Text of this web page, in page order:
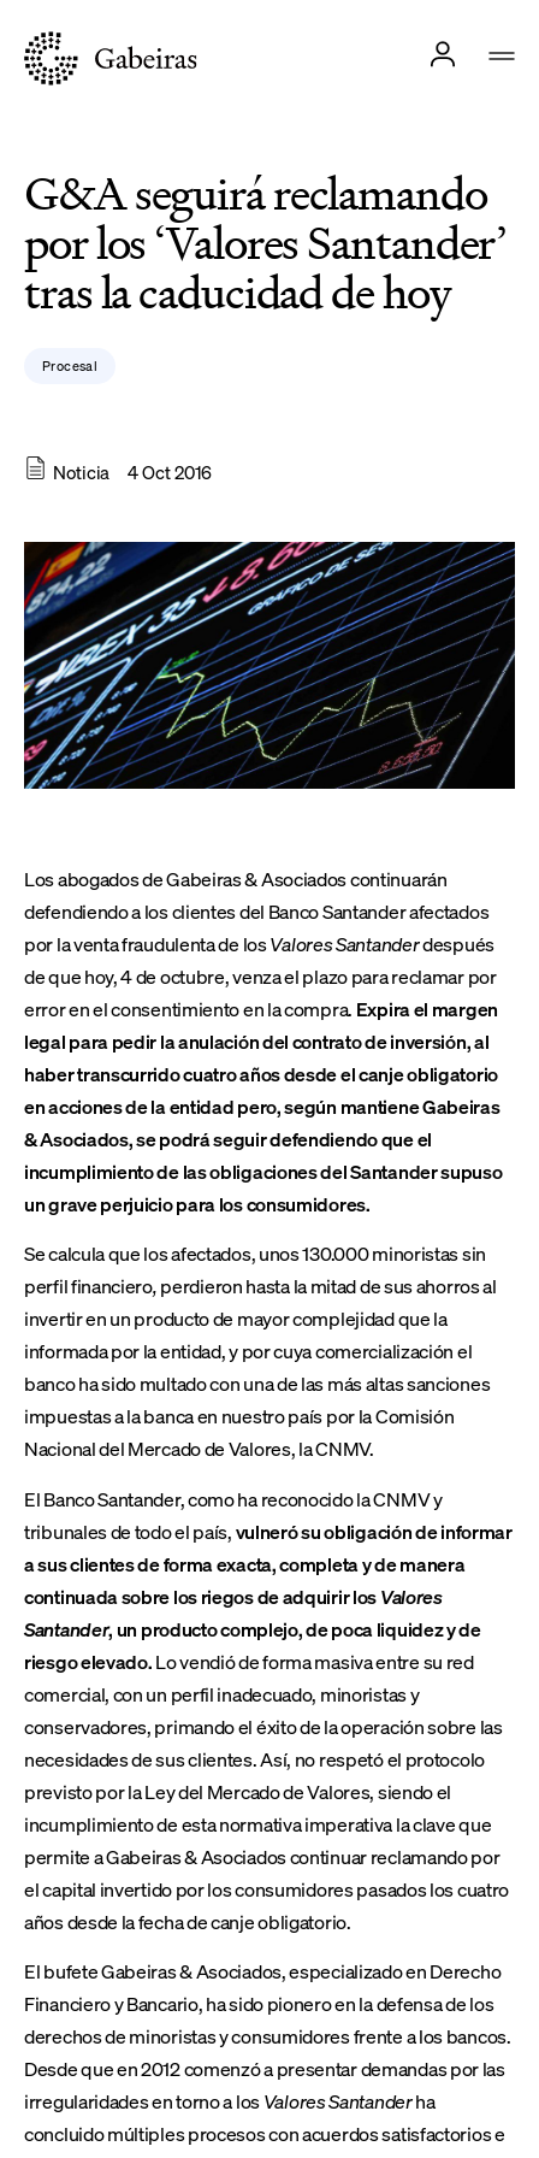
G&A seguirá reclamando
por los ‘Valores Santander’
tras la caducidad de hoy
Procesal
Noticia 4 Oct 2016
Los abogados de Gabeiras & Asociados continuarán
defendiendo a los clientes del Banco Santander afectados
por la venta fraudulenta de losValores Santanderdespués
de que hoy, 4 de octubre, venza el plazo para reclamar por
error en el consentimiento en la compra. Expira el margen
legal para pedir la anulación del contrato de inversión, al
haber transcurrido cuatro años desde el canje obligatorio
en acciones de la entidad pero, según mantiene Gabeiras
& Asociados, se podrá seguir defendiendo que el
incumplimiento de las obligaciones del Santander supuso
un grave perjuicio para los consumidores.
Se calcula que los afectados, unos 130.000 minoristas sin
perfil financiero,perdieron hasta la mitad de sus ahorros al
invertir en un producto de mayor complejidad que la
informada por la entidad, y por cuya comercialización el
banco ha sido multado con una de las más altas sanciones
impuestas a la banca en nuestro país por la Comisión
Nacional del Mercado de Valores, la CNMV.
El Banco Santander, como ha reconocido la CNMV y
tribunales de todo el país,vulneró su obligación de informar
a sus clientes de forma exacta, completa y de manera
continuada sobre los riegos de adquirir losValores
Santander, un producto complejo, de poca liquidez y de
riesgo elevado.Lo vendió de forma masiva entre su red
comercial, con un perfil inadecuado, minoristas y
conservadores, primando el éxito de la operación sobre las
necesidades de sus clientes. Así, no respetó el protocolo
previsto por la Ley del Mercado de Valores, siendo el
incumplimiento de esta normativa imperativa la clave que
permite a Gabeiras & Asociados continuar reclamando por
el capital invertido por los consumidores pasados los cuatro
años desde la fecha de canje obligatorio.
El bufete Gabeiras & Asociados, especializado en Derecho
Financiero y Bancario, ha sido pionero en la defensa de los
derechos de minoristas y consumidores frente a los bancos.
Desde que en 2012 comenzó a presentar demandas por las
irregularidades en torno a losValores Santanderha
concluido múltiples procesos con acuerdos satisfactorios e